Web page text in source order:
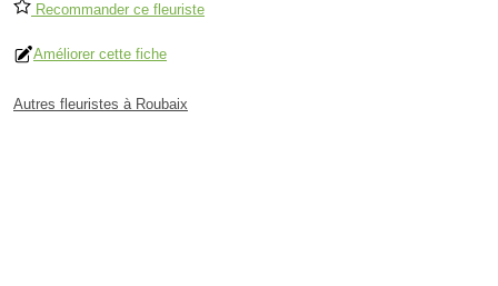
Recommander ce fleuriste
Améliorer cette fiche
Autres fleuristes à Roubaix